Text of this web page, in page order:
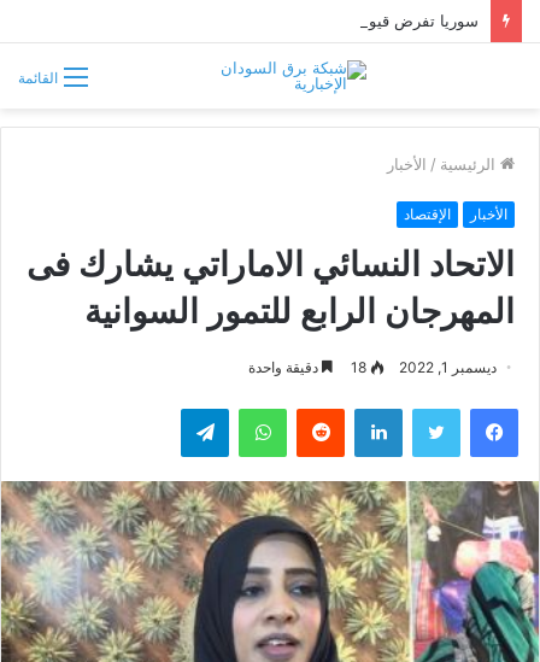
القائمة
الرئيسية / الأخبار
الأخبار الإقتصاد
الاتحاد النسائي الاماراتي يشارك فى
المهرجان الرابع للتمور السوانية
ديسمبر 1, 2022 18 دقيقة واحدة
فيسبوك تويتر لينكدإن واتساب تيلقرام